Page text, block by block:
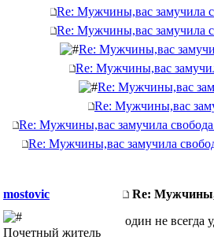
Re: Мужчины,вас замучила
Re: Мужчины,вас замучила
Re: Мужчины,вас
Re: Мужчины,вас
Re: Мужчины,вас
Re: Мужчины,вас
Re: Мужчины,вас замучила свобода
Re: Мужчины,вас замучила
mostovic Re:
Почетный житель
один не всегда